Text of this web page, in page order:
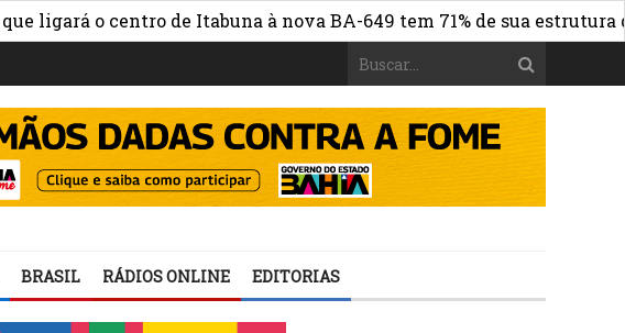
o centro de Itabuna à nova BA-649 tem 71% de sua estrutura de
BRASIL RÁDIOS ONLINE EDITORIAS